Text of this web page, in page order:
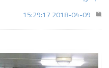
2018-04-09 15:29:17